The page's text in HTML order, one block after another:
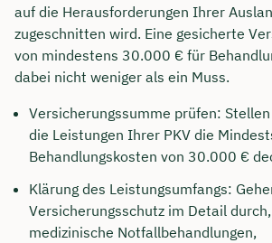
auf die Herausforderungen Ihrer
zugeschnitten wird. Eine gesicherte
von mindestens 30.000 € für
dabei nicht weniger als ein Muss.
Versicherungssumme prüfen:
die Leistungen Ihrer PKV die
Behandlungskosten von 30.000 €
Klärung des Leistungsumfangs:
Versicherungsschutz im Detail
medizinische Notfallbehandlungen,